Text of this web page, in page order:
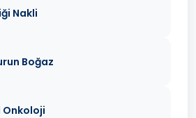
Nakli
Boğaz
Onkoloji